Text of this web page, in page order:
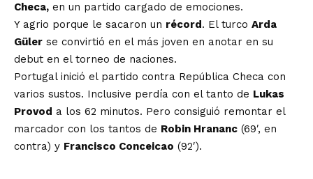
Checa, en un partido cargado de emociones.
Y agrio porque le sacaron un récord . El turco Arda
Güler se convirtió en el más joven en anotar en su
debut en el torneo de naciones.
Portugal inició el partido contra República Checa con
varios sustos. Inclusive perdía con el tanto de Lukas
Provod a los 62 minutos. Pero consiguió remontar el
marcador con los tantos de Robin Hrananc (69′, en
contra) y Francisco Conceicao (92′).